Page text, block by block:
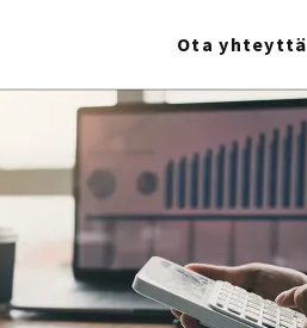
Ota yhteyttä